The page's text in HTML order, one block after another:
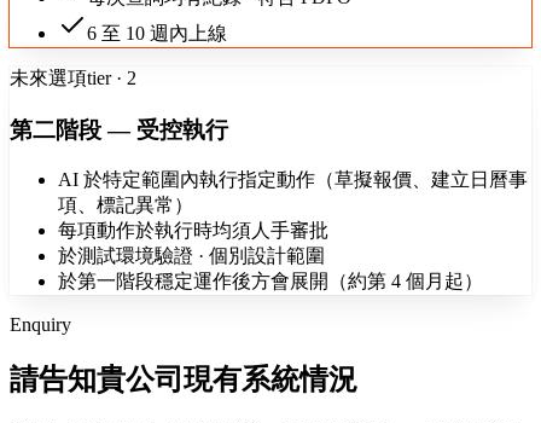
6 至 10 週內上線
未來選項tier · 2
第二階段 — 受控執行
AI 於特定範圍內執行指定動作（草擬報價、建立日曆事
項、標記異常）
每項動作於執行時均須人手審批
於測試環境驗證 · 個別設計範圍
於第一階段穩定運作後方會展開（約第 4 個月起）
Enquiry
請告知貴公司現有系統情況